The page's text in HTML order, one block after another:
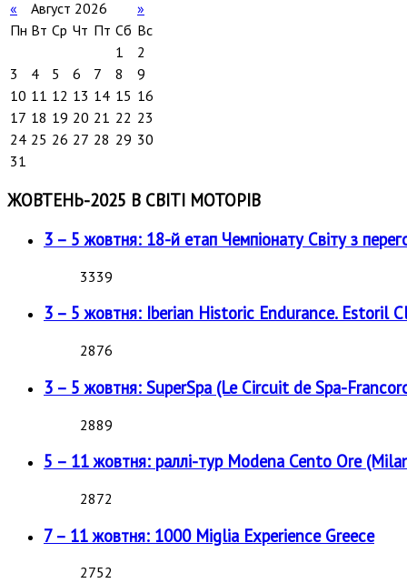
« Август 2026
»
Пн Вт Ср Чт Пт Сб Вс
1
2
3
4 5 6 7 8
9
10 11 12 13 14 15 16
17 18 19 20 21 22 23
24 25 26 27 28 29 30
31
ЖОВТЕНЬ-2025 В СВІТІ МОТОРІВ
3 – 5 жовтня: 18-й етап Чемпіонату Світу з
3339
3 – 5 жовтня: Iberian Historic Endurance. Estoril
2876
3 – 5 жовтня: SuperSpa (Le Circuit de Spa-
2889
5 – 11 жовтня: раллі-тур Modena Cento Ore
2872
7 – 11 жовтня: 1000 Miglia Experience Greece
2752